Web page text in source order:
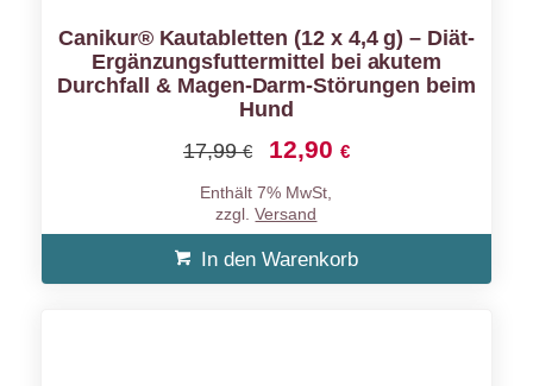
Canikur® Kautabletten (12 x 4,4 g) – Diät-
Ergänzungsfuttermittel bei akutem
Durchfall & Magen-Darm-Störungen beim
Hund
17,99€
Ursprünglicher
war:
17,99 €
12,90 €Aktueller
12,90 €.
Enthält 7% MwSt,
zzgl.Versand
In den Warenkorb